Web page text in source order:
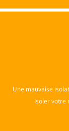
Une mauvaise
Isoler votre